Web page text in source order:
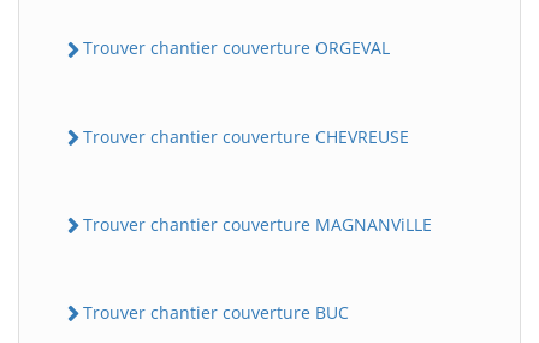
Trouver chantier couverture ORGEVAL
Trouver chantier couverture CHEVREUSE
Trouver chantier couverture MAGNANViLLE
Trouver chantier couverture BUC